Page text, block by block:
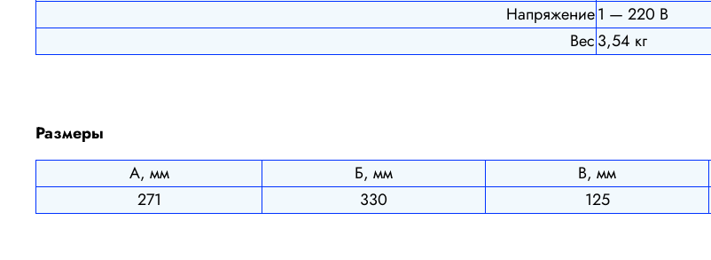
Напряжение1 — 220 В
Вес3,54 кг
Размеры
А, мм
Б, мм В, мм
271
330 125